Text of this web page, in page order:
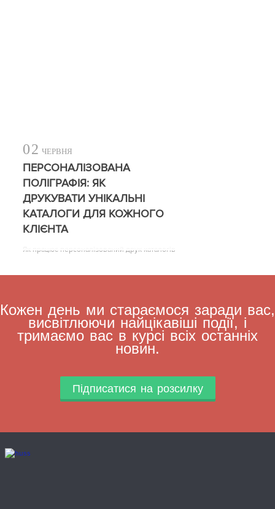
02 ЧЕРВНЯ
ПЕРСОНАЛІЗОВАНА
ПОЛІГРАФІЯ: ЯК
ДРУКУВАТИ УНІКАЛЬНІ
КАТАЛОГИ ДЛЯ КОЖНОГО
КЛІЄНТА
Як працює персоналізований друк каталогів
Кожен день ми стараємося заради вас,
висвітлюючи найцікавіші події, і
тримаємо вас в курсі всіх останніх
новин.
Підписатися на розсилку